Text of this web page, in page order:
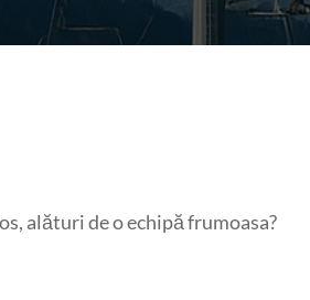
alături de o echipă frumoasa?